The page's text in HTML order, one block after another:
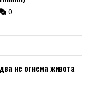
0
не отнема живота